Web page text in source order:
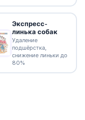
Экспресс-
линька собак
Удаление
подшёрстка,
снижение линьки до
80%